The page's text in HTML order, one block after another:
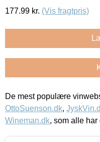
177.99 kr. (Vis fragtpris)
De mest populære
OttoSuenson.dk,
Wineman.dk, som alle har